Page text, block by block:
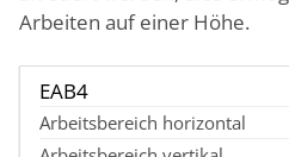
Arbeiten auf einer Höhe.
EAB4